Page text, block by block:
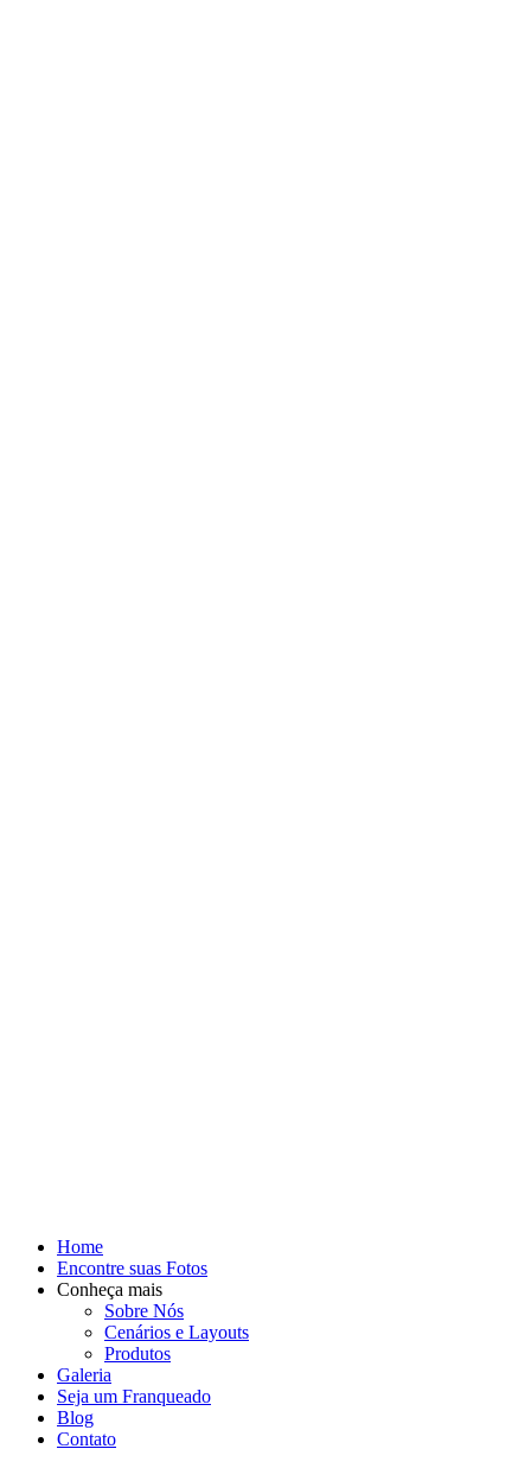
Home
Encontre suas Fotos
Conheça mais
Sobre Nós
Cenários e Layouts
Produtos
Galeria
Seja um Franqueado
Blog
Contato